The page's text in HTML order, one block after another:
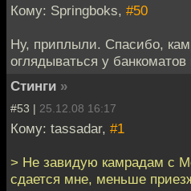
Кому: Springboks, #50
Ну, приплыли. Спасибо,
оглядываться у
Стинги »
#53 | 25.12.08 16:17
Кому: tassadar, #1
> Не завидую камрадам с
сдается мне, меньше